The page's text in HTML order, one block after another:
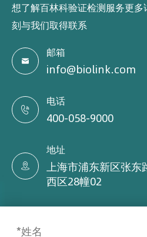
想了解百林科验证检测服务更
刻与我们取得联系

邮箱
info@biolink.com

电话
400-058-9000

地址
上海市浦东新区张东
西区28幢02